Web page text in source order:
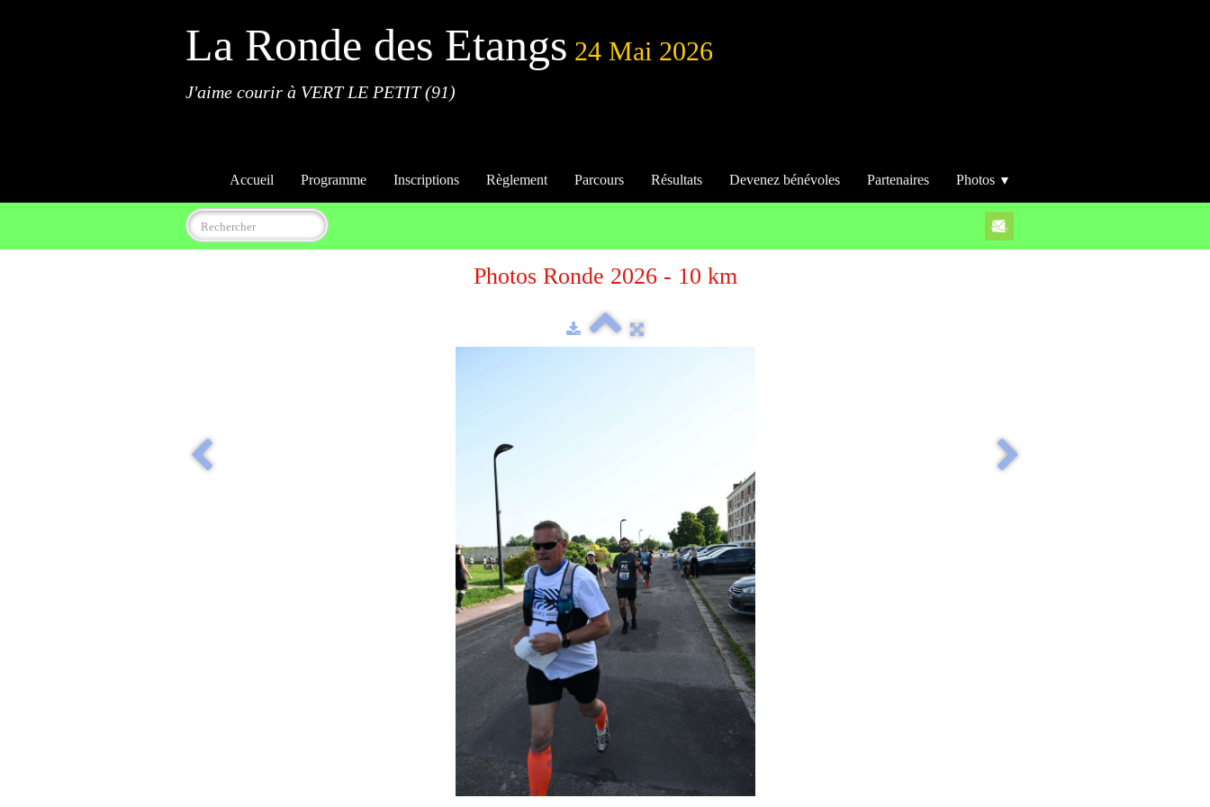
La Ronde des Etangs 24 Mai 2026
J'aime courir à VERT LE PETIT (91)
Accueil Programme Inscriptions Règlement Parcours Résultats Devenez bénévoles Partenaires Photos ▼
Photos Ronde 2026 - 10 km